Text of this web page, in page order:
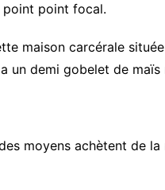
point point focal.
maison carcérale
un demi gobelet de maïs
moyens achètent de